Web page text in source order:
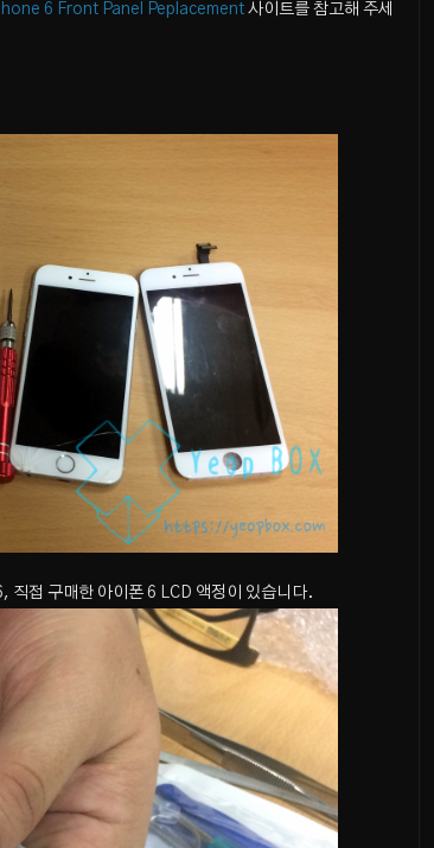
6 Front Panel Peplacement 사이트를 참고해 주세
직접 구매한 아이폰 6 LCD 액정이 있습니다.